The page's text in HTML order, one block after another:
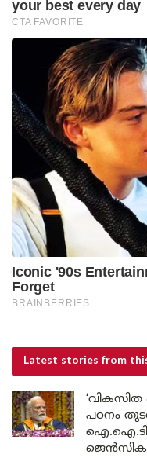
Latest stories from
‘വികസിത
പഠനം
ഐ.ഐ.ടി